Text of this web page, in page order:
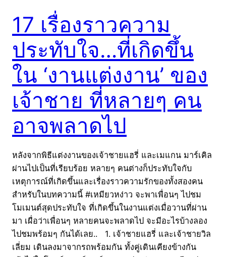
17 เรื่องราวความ
ประทับใจ…ที่เกิดขึ้น
ใน ‘งานแต่งงาน’ ของ
เจ้าชาย ที่หลายๆ คน
อาจพลาดไป
หลังจากพิธีแต่งงานของเจ้าชายแฮรี่ และเมแกน มาร์เคิล
ผ่านไปเป็นที่เรียบร้อย หลายๆ คนต่างก็ประทับใจกับ
เหตุการณ์ที่เกิดขึ้นและเรื่องราวความรักของทั้งสองคน
สำหรับในบทความนี้ #เหมียวหง่าว จะพาเพื่อนๆ ไปชม
โมเมนต์สุดประทับใจ ที่เกิดขึ้นในงานแต่งเมื่อวานที่ผ่าน
มา เผื่อว่าเพื่อนๆ หลายคนจะพลาดไป จะมีอะไรบ้างลอง
ไปชมพร้อมๆ กันได้เลย.. 1. เจ้าชายแฮรี่ และเจ้าชายวิล
เลี่ยม เดินลงมาจากรถพร้อมกัน ทั้งคู่เดินเคียงข้างกัน